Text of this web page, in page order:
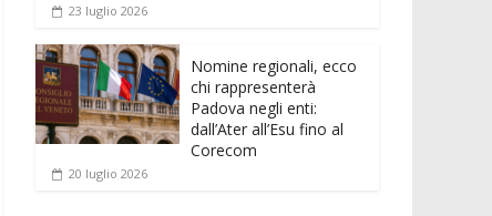
23 luglio 2026
Nomine regionali, ecco
chi rappresenterà
Padova negli enti:
dall’Ater all’Esu fino al
Corecom
20 luglio 2026